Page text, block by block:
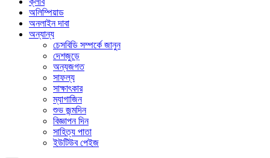
অলিম্পিয়াড
অনলাইন দাবা
অন্যান্য
চেসবিডি সম্পর্কে জানুন
দেশজুড়ে
অন্যজগত
সাফল্য
সাক্ষাৎকার
ম্যাগাজিন
শুভ জন্মদিন
বিজ্ঞাপন দিন
সাহিত্য পাতা
ইউটিউব পেইজ